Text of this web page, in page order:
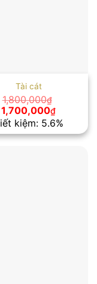
Tài cát
1,800,000₫
Giá
gốc
là:
1,800,000₫.
1,700,000₫Giá
hiện
tại
là:
kiệm: 5.6%